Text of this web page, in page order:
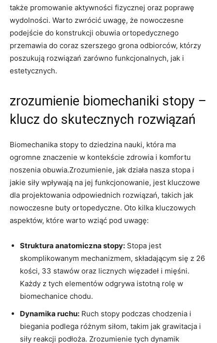
także promowanie aktywności fizycznej oraz poprawę
wydolności. Warto zwrócić uwagę, że nowoczesne
podejście do konstrukcji obuwia ortopedycznego
przemawia do coraz szerszego grona odbiorców, którzy
poszukują rozwiązań zarówno funkcjonalnych, jak i
estetycznych.
zrozumienie biomechaniki stopy –
klucz do skutecznych rozwiązań
Biomechanika stopy to dziedzina nauki, która ma
ogromne znaczenie w kontekście zdrowia i komfortu
noszenia obuwia.Zrozumienie, jak działa nasza stopa i
jakie siły wpływają na jej funkcjonowanie, jest kluczowe
dla projektowania odpowiednich rozwiązań, takich jak
nowoczesne buty ortopedyczne. Oto kilka kluczowych
aspektów, które warto wziąć pod uwagę:
Struktura anatomiczna stopy: Stopa jest
skomplikowanym mechanizmem, składającym się z 26
kości, 33 stawów oraz licznych więzadeł i mięśni.
Każdy z tych elementów odgrywa istotną rolę w
biomechanice chodu.
Dynamika ruchu: Ruch stopy podczas chodzenia i
biegania podlega różnym siłom, takim jak grawitacja i
siły reakcji podłoża. Zrozumienie tych dynamik